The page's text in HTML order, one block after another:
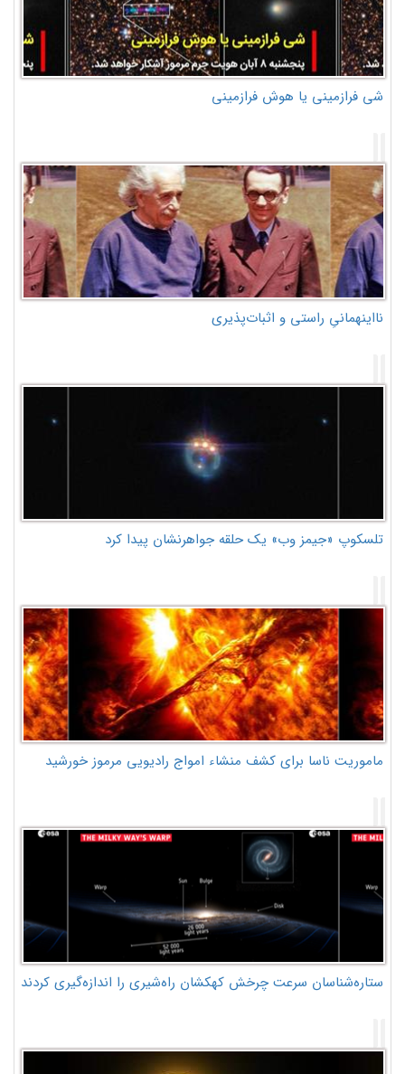
شی فرازمینی یا هوش فرازمینی
نااینهمانیِ راستی و اثبات‌پذیری
تلسکوپ «جیمز وب» یک حلقه جواهرنشان پیدا کرد
ماموریت ناسا برای کشف منشاء امواج رادیویی مرموز خورشید
ستاره‌شناسان سرعت چرخش کهکشان راه‌شیری را اندازه‌گیری کردند